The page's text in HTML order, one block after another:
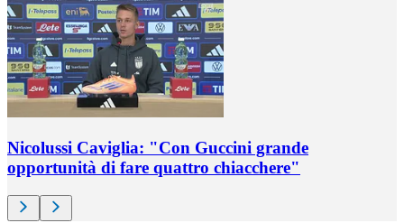
Nicolussi Caviglia: "Con Guccini grande
opportunità di fare quattro chiacchere"